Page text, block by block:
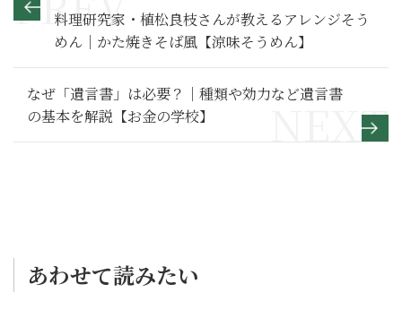
料理研究家・植松良枝さんが教えるアレンジそう
めん｜かた焼きそば風【涼味そうめん】
なぜ「遺言書」は必要？｜種類や効力など遺言書
の基本を解説【お金の学校】
あわせて読みたい